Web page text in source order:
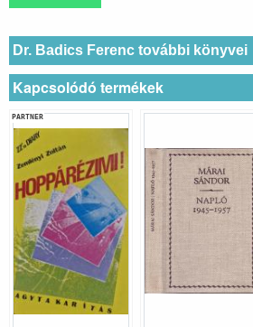
Dr. Badics Ferenc további könyvei
Kapcsolódó termékek
PARTNER